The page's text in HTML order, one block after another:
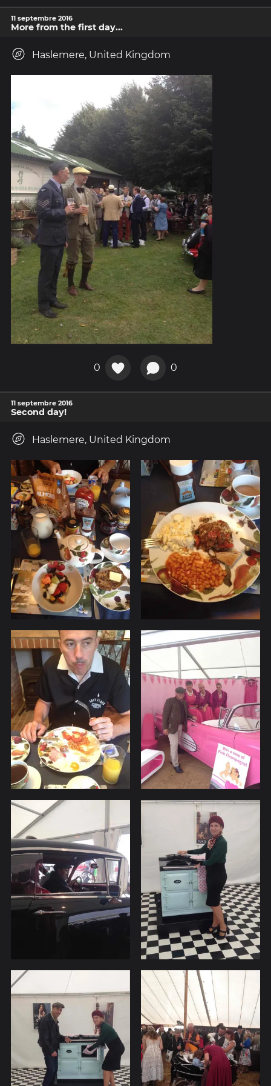
11 septembre 2016
More from the first day...
Haslemere, United Kingdom
0 0
11 septembre 2016
Second day!
Haslemere, United Kingdom